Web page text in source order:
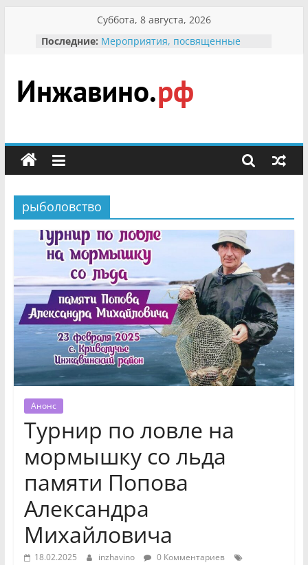
содержимому
Суббота, 8 августа, 2026
Последние: Мероприятия, посвященные
гражданин Инжавинского округа»
участнице Великой
Отечественной, фронтовичке
Безопасность в сети Интернет
мероприятии «Сохраним
первоцветы!»
заповедника родились крапчатые
суслики
Инжавино.рф
сельский
портал
рыболовство
Анонс
Турнир по ловле на
мормышку со льда
памяти Попова
Александра
Михайловича
18.02.2025 inzhavino
0 Комментариев